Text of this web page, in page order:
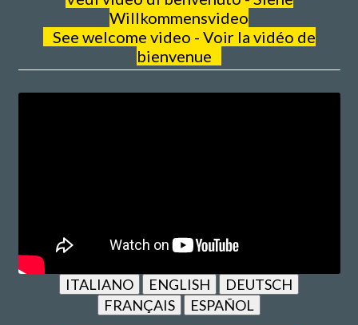
Willkommensvideo
See welcome video - Voir la vidéo de
bienvenue
ITALIANO ENGLISH
DEUTSCH
FRANÇAIS
ESPAÑOL